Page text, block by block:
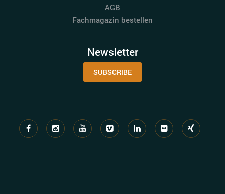
AGB
Fachmagazin bestellen
Newsletter
SUBSCRIBE